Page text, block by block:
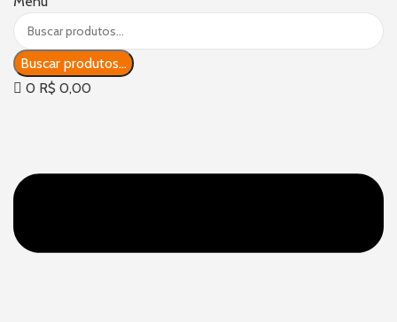
Buscar produtos...
0 R$ 0,00